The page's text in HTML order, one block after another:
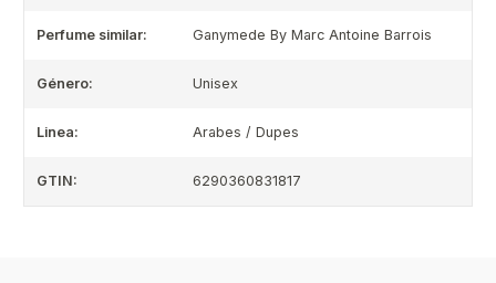
Perfume similar: Ganymede By Marc Antoine Barrois
Género: Unisex
Linea: Arabes / Dupes
GTIN: 6290360831817